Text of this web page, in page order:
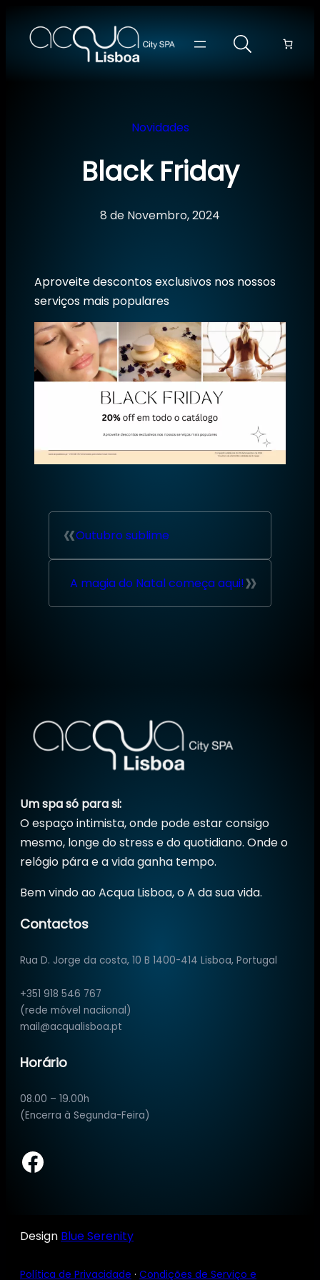
para
Novidades
Black Friday
8 de Novembro, 2024
Aproveite descontos exclusivos nos nossos
serviços mais populares
«Outubro sublime
»
A magia do Natal começa aqui!
Um spa só para si:
O espaço intimista, onde pode estar consigo
mesmo, longe do stress e do quotidiano. Onde o
relógio pára e a vida ganha tempo.
Bem vindo ao Acqua Lisboa, o A da sua vida.
Contactos
Rua D. Jorge da costa, 10 B 1400-414 Lisboa, Portugal
+351 918 546 767
(rede móvel naciional)
mail@acqualisboa.pt
Horário
08.00 – 19.00h
(Encerra à Segunda-Feira)
Facebook
Design Blue Serenity
Política de Privacidade · Condições de Serviço e